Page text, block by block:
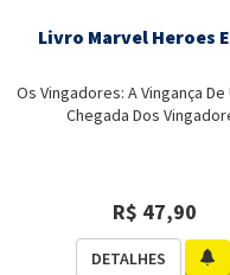
Livro Marvel Heroes
Os Vingadores: A Vingança
Chegada Dos
R$ 47,90
DETALHES